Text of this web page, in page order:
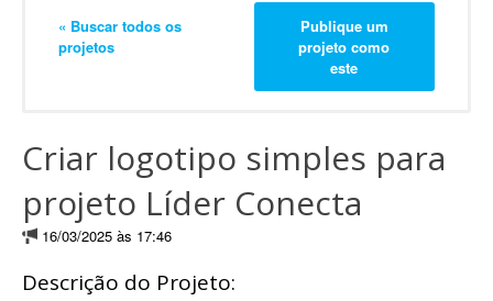
« Buscar todos os
projetos
Publique um
projeto como
este
Criar logotipo simples para
projeto Líder Conecta
16/03/2025 às 17:46
Descrição do Projeto: